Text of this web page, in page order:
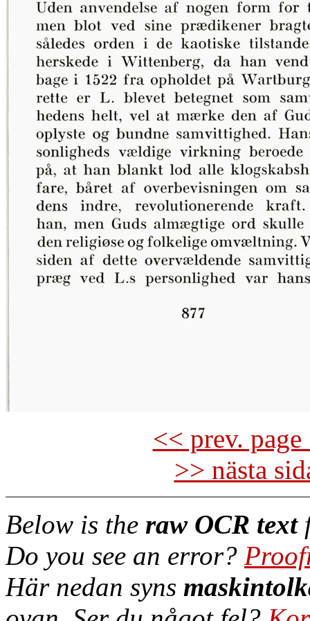
<< prev.
>> nästa
Below is the raw OCR text
Do you see an error?
Här nedan syns